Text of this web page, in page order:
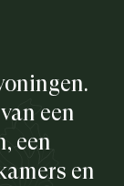
een
een
en